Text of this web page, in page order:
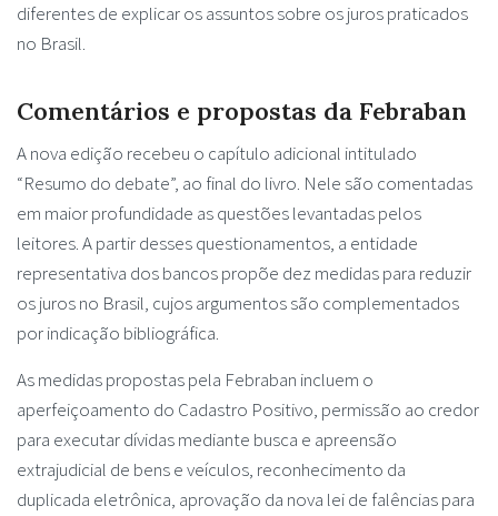
diferentes de explicar os assuntos sobre os juros praticados
no Brasil.
Comentários e propostas da Febraban
A nova edição recebeu o capítulo adicional intitulado
“Resumo do debate”, ao final do livro. Nele são comentadas
em maior profundidade as questões levantadas pelos
leitores. A partir desses questionamentos, a entidade
representativa dos bancos propõe dez medidas para reduzir
os juros no Brasil, cujos argumentos são complementados
por indicação bibliográfica.
As medidas propostas pela Febraban incluem o
aperfeiçoamento do Cadastro Positivo, permissão ao credor
para executar dívidas mediante busca e apreensão
extrajudicial de bens e veículos, reconhecimento da
duplicada eletrônica, aprovação da nova lei de falências para